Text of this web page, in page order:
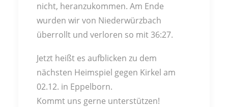
nicht, heranzukommen. Am Ende
wurden wir von Niederwürzbach
überrollt und verloren so mit 36:27.
Jetzt heißt es aufblicken zu dem
nächsten Heimspiel gegen Kirkel am
02.12. in Eppelborn.
Kommt uns gerne unterstützen!